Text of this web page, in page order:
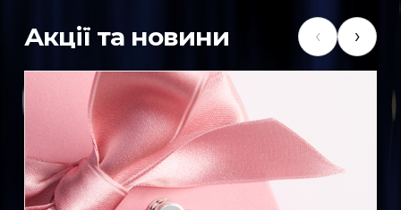
Акції та новини ‹ ›